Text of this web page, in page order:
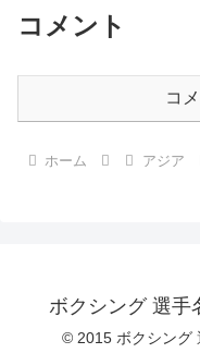
コメント
コ
ホーム アジア
ボクシング 選
© 2015 ボクシング